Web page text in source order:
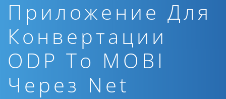
Приложение Для
Конвертации
ODP To MOBI
Через Net